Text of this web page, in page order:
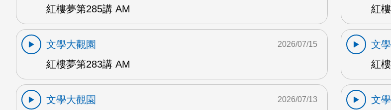
紅樓夢第285講 AM
紅
文學大觀園
紅樓夢第283講 AM
2026/07/15
文
紅
文學大觀園
2026/07/13
文